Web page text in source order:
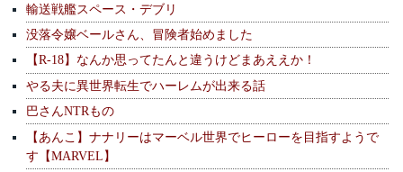
輸送戦艦スペース・デブリ
没落令嬢ベールさん、冒険者始めました
【R-18】なんか思ってたんと違うけどまあええか！
やる夫に異世界転生でハーレムが出来る話
巴さんNTRもの
【あんこ】ナナリーはマーベル世界でヒーローを目指すようで
す【MARVEL】